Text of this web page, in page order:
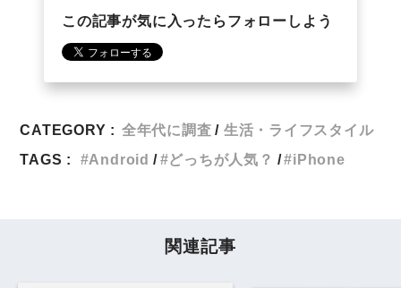
この記事が気に入ったらフォローしよう
CATEGORY : 全年代に調査
生活・ライフスタイル
TAGS :
Android どっちが人気？ iPhone
関連記事